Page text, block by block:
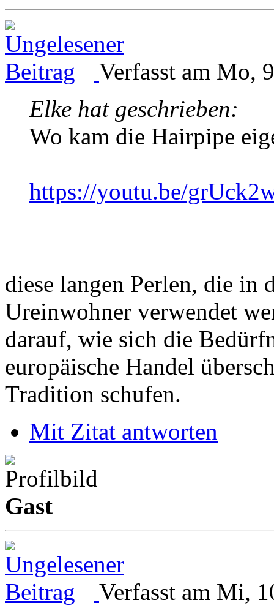
Verfasst am Mo,
Elke hat geschrieben:
Wo kam die Hairpipe
https://youtu.be/
diese langen Perlen, die in
Ureinwohner verwendet
darauf, wie sich die
europäische Handel
Tradition schufen.
Mit Zitat antworten
Gast
Verfasst am Mi,